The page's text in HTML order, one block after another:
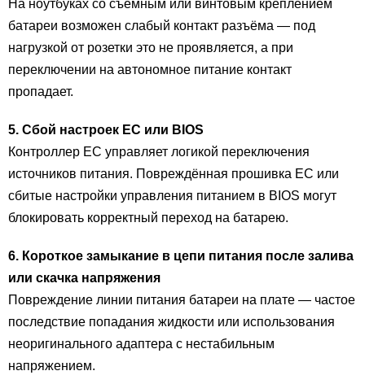
На ноутбуках со съёмным или винтовым креплением
батареи возможен слабый контакт разъёма — под
нагрузкой от розетки это не проявляется, а при
переключении на автономное питание контакт
пропадает.
5. Сбой настроек EC или BIOS
Контроллер EC управляет логикой переключения
источников питания. Повреждённая прошивка EC или
сбитые настройки управления питанием в BIOS могут
блокировать корректный переход на батарею.
6. Короткое замыкание в цепи питания после залива
или скачка напряжения
Повреждение линии питания батареи на плате — частое
последствие попадания жидкости или использования
неоригинального адаптера с нестабильным
напряжением.